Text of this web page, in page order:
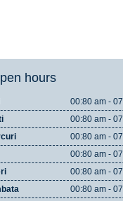
hours
00:80 am -
00:80 am -
00:80 am -
00:80 am -
00:80 am -
00:80 am -